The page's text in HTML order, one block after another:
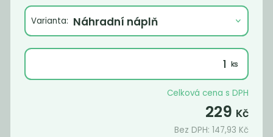
Tuhý
Candy mafia
kondicionér -
levandin
249
Varianta:
Celková cena s DPH
229 Kč
Bez DPH:147,93 Kč